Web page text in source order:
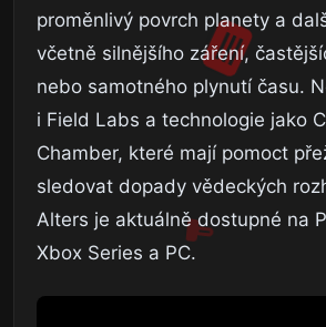
proměnlivý povrch planety a
včetně silnějšího záření,
nebo samotného plynutí času.
i Field Labs a technologie jako
Chamber, které mají pomoct
sledovat dopady vědeckých
Alters je aktuálně dostupné na
Xbox Series a PC.